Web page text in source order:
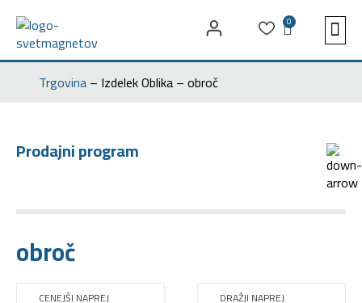
0
Trgovina– Izdelek Oblika–obroč
Prodajni program
obroč
CENEJŠI NAPREJ DRAŽJI NAPREJ